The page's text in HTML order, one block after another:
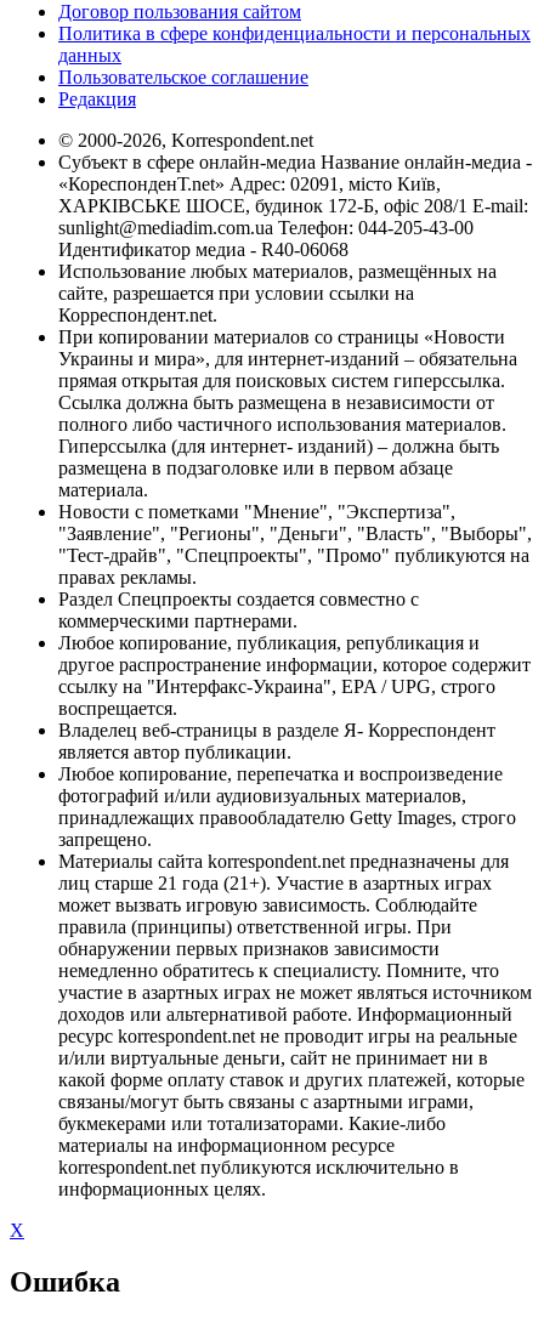
Договор пользования сайтом
Политика в сфере конфиденциальности и персональных
данных
Пользовательское соглашение
Редакция
© 2000-2026, Korrespondent.net
Субъект в сфере онлайн-медиа Название онлайн-медиа -
«КореспонденТ.net» Адрес: 02091, місто Київ,
ХАРКІВСЬКЕ ШОСЕ, будинок 172-Б, офіс 208/1 E-mail:
sunlight@mediadim.com.ua Телефон: 044-205-43-00
Идентификатор медиа - R40-06068
Использование любых материалов, размещённых на
сайте, разрешается при условии ссылки на
Корреспондент.net.
При копировании материалов со страницы «Новости
Украины и мира», для интернет-изданий – обязательна
прямая открытая для поисковых систем гиперссылка.
Ссылка должна быть размещена в независимости от
полного либо частичного использования материалов.
Гиперссылка (для интернет- изданий) – должна быть
размещена в подзаголовке или в первом абзаце
материала.
Новости с пометками "Мнение", "Экспертиза",
"Заявление", "Регионы", "Деньги", "Власть", "Выборы",
"Тест-драйв", "Спецпроекты", "Промо" публикуются на
правах рекламы.
Раздел Спецпроекты создается совместно с
коммерческими партнерами.
Любое копирование, публикация, републикация и
другое распространение информации, которое содержит
ссылку на "Интерфакс-Украина", EPA / UPG, строго
воспрещается.
Владелец веб-страницы в разделе Я- Корреспондент
является автор публикации.
Любое копирование, перепечатка и воспроизведение
фотографий и/или аудиовизуальных материалов,
принадлежащих правообладателю Getty Images, строго
запрещено.
Материалы сайта korrespondent.net предназначены для
лиц старше 21 года (21+). Участие в азартных играх
может вызвать игровую зависимость. Соблюдайте
правила (принципы) ответственной игры. При
обнаружении первых признаков зависимости
немедленно обратитесь к специалисту. Помните, что
участие в азартных играх не может являться источником
доходов или альтернативой работе. Информационный
ресурс korrespondent.net не проводит игры на реальные
и/или виртуальные деньги, сайт не принимает ни в
какой форме оплату ставок и других платежей, которые
связаны/могут быть связаны с азартными играми,
букмекерами или тотализаторами. Какие-либо
материалы на информационном ресурсе
korrespondent.net публикуются исключительно в
информационных целях.
X
Ошибка